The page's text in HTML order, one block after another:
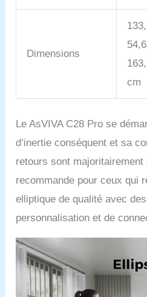
Dimensions
cm
Le AsVIVA C28 Pro se
d’inertie conséquent et sa
retours sont
recommande pour ceux qui
elliptique de qualité avec
personnalisation et de